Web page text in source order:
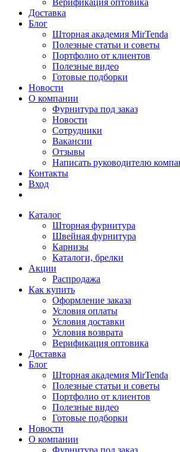
Верификация оптовика
Доставка
Блог
Шторная академия MirTenda
Полезные статьи и советы
Портфолио от клиентов
Полезные видео
Готовые подборки
Новости
О компании
Фурнитура под заказ
Новости
Сотрудники
Вакансии
Отзывы
Написать руководителю
Контакты
Вход
Каталог
Шторная фурнитура
Швейная фурнитура
Карнизы
Каталоги, брелки
Акции
Распродажа
Как купить
Оформление заказа
Условия оплаты
Условия доставки
Условия возврата
Верификация оптовика
Доставка
Блог
Шторная академия MirTenda
Полезные статьи и советы
Портфолио от клиентов
Полезные видео
Готовые подборки
Новости
О компании
Фурнитура под заказ